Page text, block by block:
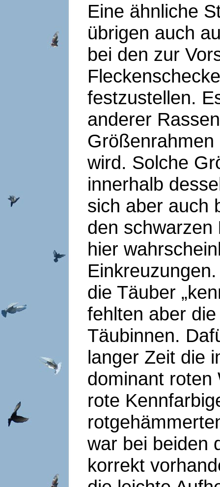
Eine ähnliche
übrigen auch
bei den zur
festzustellen.
anderer
wird. Solche
innerhalb
sich aber auch
den schwarzen
hier
die Täuber
fehlten aber
Täubinnen.
langer Zeit die
dominant roten
rote
war bei beiden
korrekt